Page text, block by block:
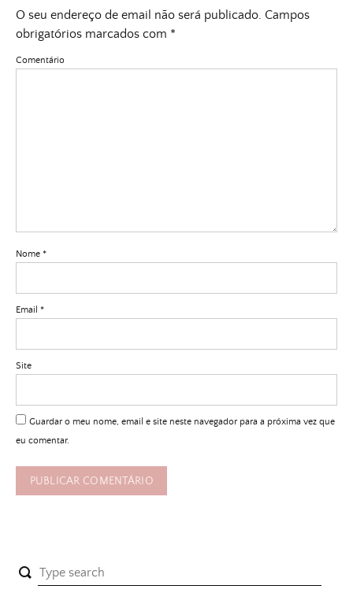
O seu endereço de email não será publicado. Campos
obrigatórios marcados com *
Comentário
Nome *
Email *
Site
Guardar o meu nome, email e site neste navegador para a próxima vez que
eu comentar.